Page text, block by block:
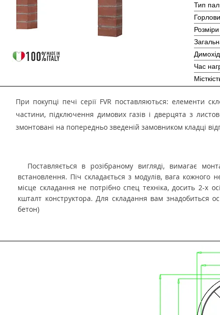
Тип
Час
При покупці печі серії FVR поставляються: елементи
частини, підключення димових газів і дверцята з
змонтовані на попередньо зведеній замовником кладці
Поставляється в розібраному вигляді, вимагає
встановлення. Піч складається з модулів, вага кожного
місце складання не потрібно спец техніка, досить 2-х
кшталт конструктора. Для складання вам знадобиться
бетон)